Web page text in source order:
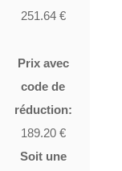
251.64 €
Prix avec
code de
réduction:
189.20 €
Soit une